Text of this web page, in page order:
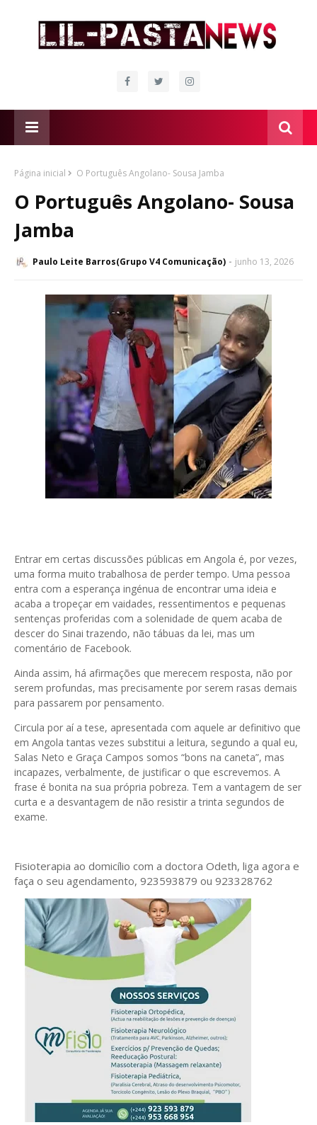
Página inicial O Português Angolano- Sousa Jamba
O Português Angolano- Sousa
Jamba
Paulo Leite Barros(Grupo V4 Comunicação) junho 13, 2026
Entrar em certas discussões públicas em Angola é, por vezes,
uma forma muito trabalhosa de perder tempo. Uma pessoa
entra com a esperança ingénua de encontrar uma ideia e
acaba a tropeçar em vaidades, ressentimentos e pequenas
sentenças proferidas com a solenidade de quem acaba de
descer do Sinai trazendo, não tábuas da lei, mas um
comentário de Facebook.
Ainda assim, há afirmações que merecem resposta, não por
serem profundas, mas precisamente por serem rasas demais
para passarem por pensamento.
Circula por aí a tese, apresentada com aquele ar definitivo que
em Angola tantas vezes substitui a leitura, segundo a qual eu,
Salas Neto e Graça Campos somos “bons na caneta”, mas
incapazes, verbalmente, de justificar o que escrevemos. A
frase é bonita na sua própria pobreza. Tem a vantagem de ser
curta e a desvantagem de não resistir a trinta segundos de
exame.
Fisioterapia ao domicílio com a doctora Odeth, liga agora e
faça o seu agendamento, 923593879 ou 923328762